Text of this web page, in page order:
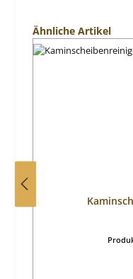
Produktgalerie
Ähnliche Artikel